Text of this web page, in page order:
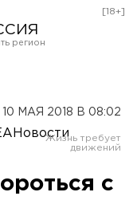
[18+]
10 МАЯ 2018 В 08:02
с